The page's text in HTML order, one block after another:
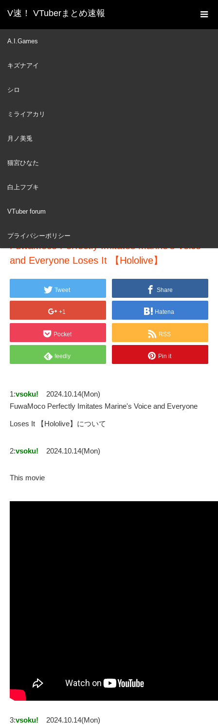
V速！ VTuberまとめ速報
A.I.Games
キズナアイ
シロ
ミライアカリ
月ノ美兎
猫宮ひなた
白上フブキ
VTuber forum
プライバシーポリシー
ホーム
新着動画一覧
14
FuwaMoco Perfectly Imitates Marine's Voice
and Everyone Loses It 【Hololive】
Tweet Share
+1 Hatena
Pocket RSS
feedly Pin it
1:vsoku!
2024.10.14(Mon)
FuwaMoco Perfectly Imitates Marine's Voice and Everyone
Loses It 【Hololive】について
2:vsoku! 2024.10.14(Mon)
This movie
3:vsoku!
2024.10.14(Mon)